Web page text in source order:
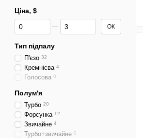
Ціна, $
Від Ціна, $
До Ціна, $ ОК
Тип підпалу
П'єзо 32
Кремнієва 4
Голосова 0
Полум'я
Турбо 20
Форсунка 12
Звичайне 4
Турбо+звичайне 0